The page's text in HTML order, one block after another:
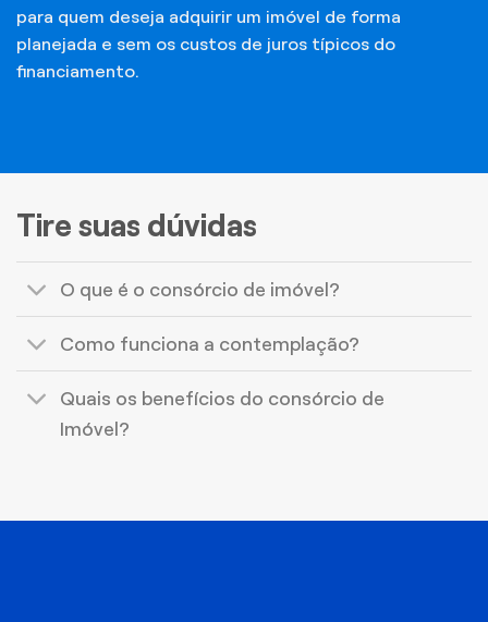
para quem deseja adquirir um imóvel de forma
planejada e sem os custos de juros típicos do
financiamento.
Tire suas dúvidas
O que é o consórcio de imóvel?
Como funciona a contemplação?
Quais os benefícios do consórcio de
Imóvel?